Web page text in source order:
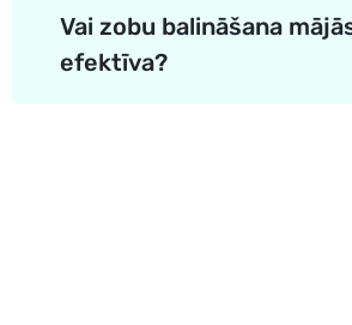
Vai zobu balināšana
efektīva?